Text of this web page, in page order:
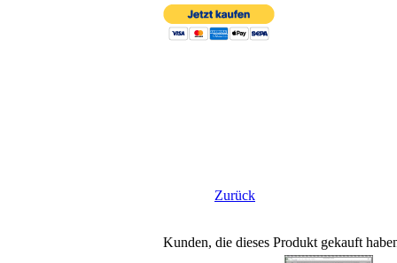
Zurück
Kunden, die dieses Produkt gekauft